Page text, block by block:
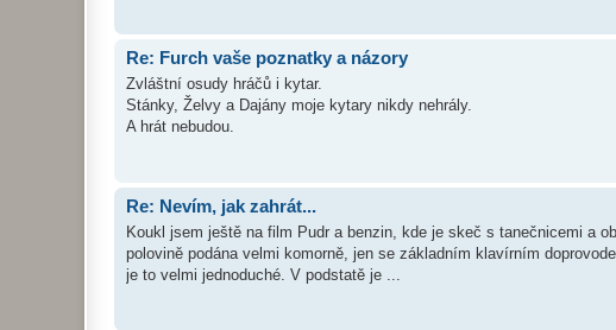
Re: Furch vaše poznatky a názory
Zvláštní osudy hráčů i kytar.
Stánky, Želvy a Dajány moje kytary nikdy nehrály.
A hrát nebudou.
Re: Nevím, jak zahrát...
Koukl jsem ještě na film Pudr a benzin, kde je skeč s tanečnicemi a
polovině podána velmi komorně, jen se základním klavírním
je to velmi jednoduché. V podstatě je ...